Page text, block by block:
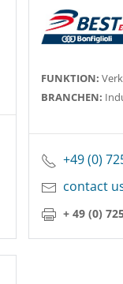
FUNKTION:
BRANCHEN:
+49 (0)
contact
+ 49 (0)